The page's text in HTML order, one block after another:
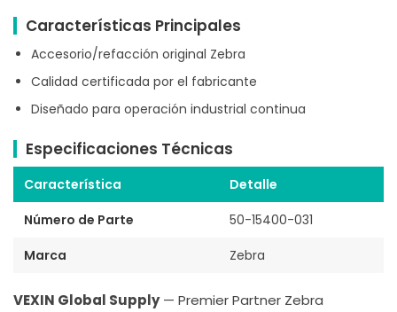
Características Principales
Accesorio/refacción original Zebra
Calidad certificada por el fabricante
Diseñado para operación industrial continua
Especificaciones Técnicas
Característica
Detalle
Número de Parte
50-15400-031
Marca
Zebra
VEXIN Global Supply— Premier Partner Zebra